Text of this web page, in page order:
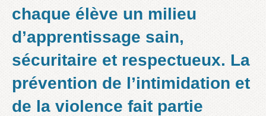
chaque élève un milieu
d’apprentissage sain,
sécuritaire et respectueux. La
prévention de l’intimidation et
de la violence fait partie